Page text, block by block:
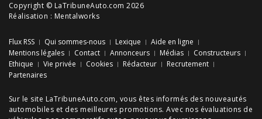
Copyright © LaTribuneAuto.com 2026
Réalisation : Mentalworks
Flux RSS Qui sommes-nous Lexique
Aide en ligne
Mentions légales
Contact Annonceurs Médias
Constructeurs
Ethique
Vie privée Cookies Rédacteur
Recrutement
Partenaires
Sur le site LaTribuneAuto.com, vous êtes informés des nouveautés
automobiles et des meilleures promotions. Avec nos évaluations de